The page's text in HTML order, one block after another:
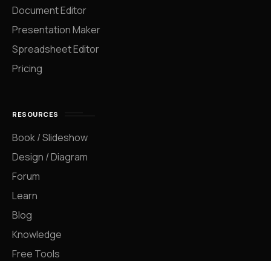
Document Editor
Presentation Maker
Spreadsheet Editor
Pricing
RESOURCES
Book / Slideshow
Design / Diagram
Forum
Learn
Blog
Knowledge
Free Tools